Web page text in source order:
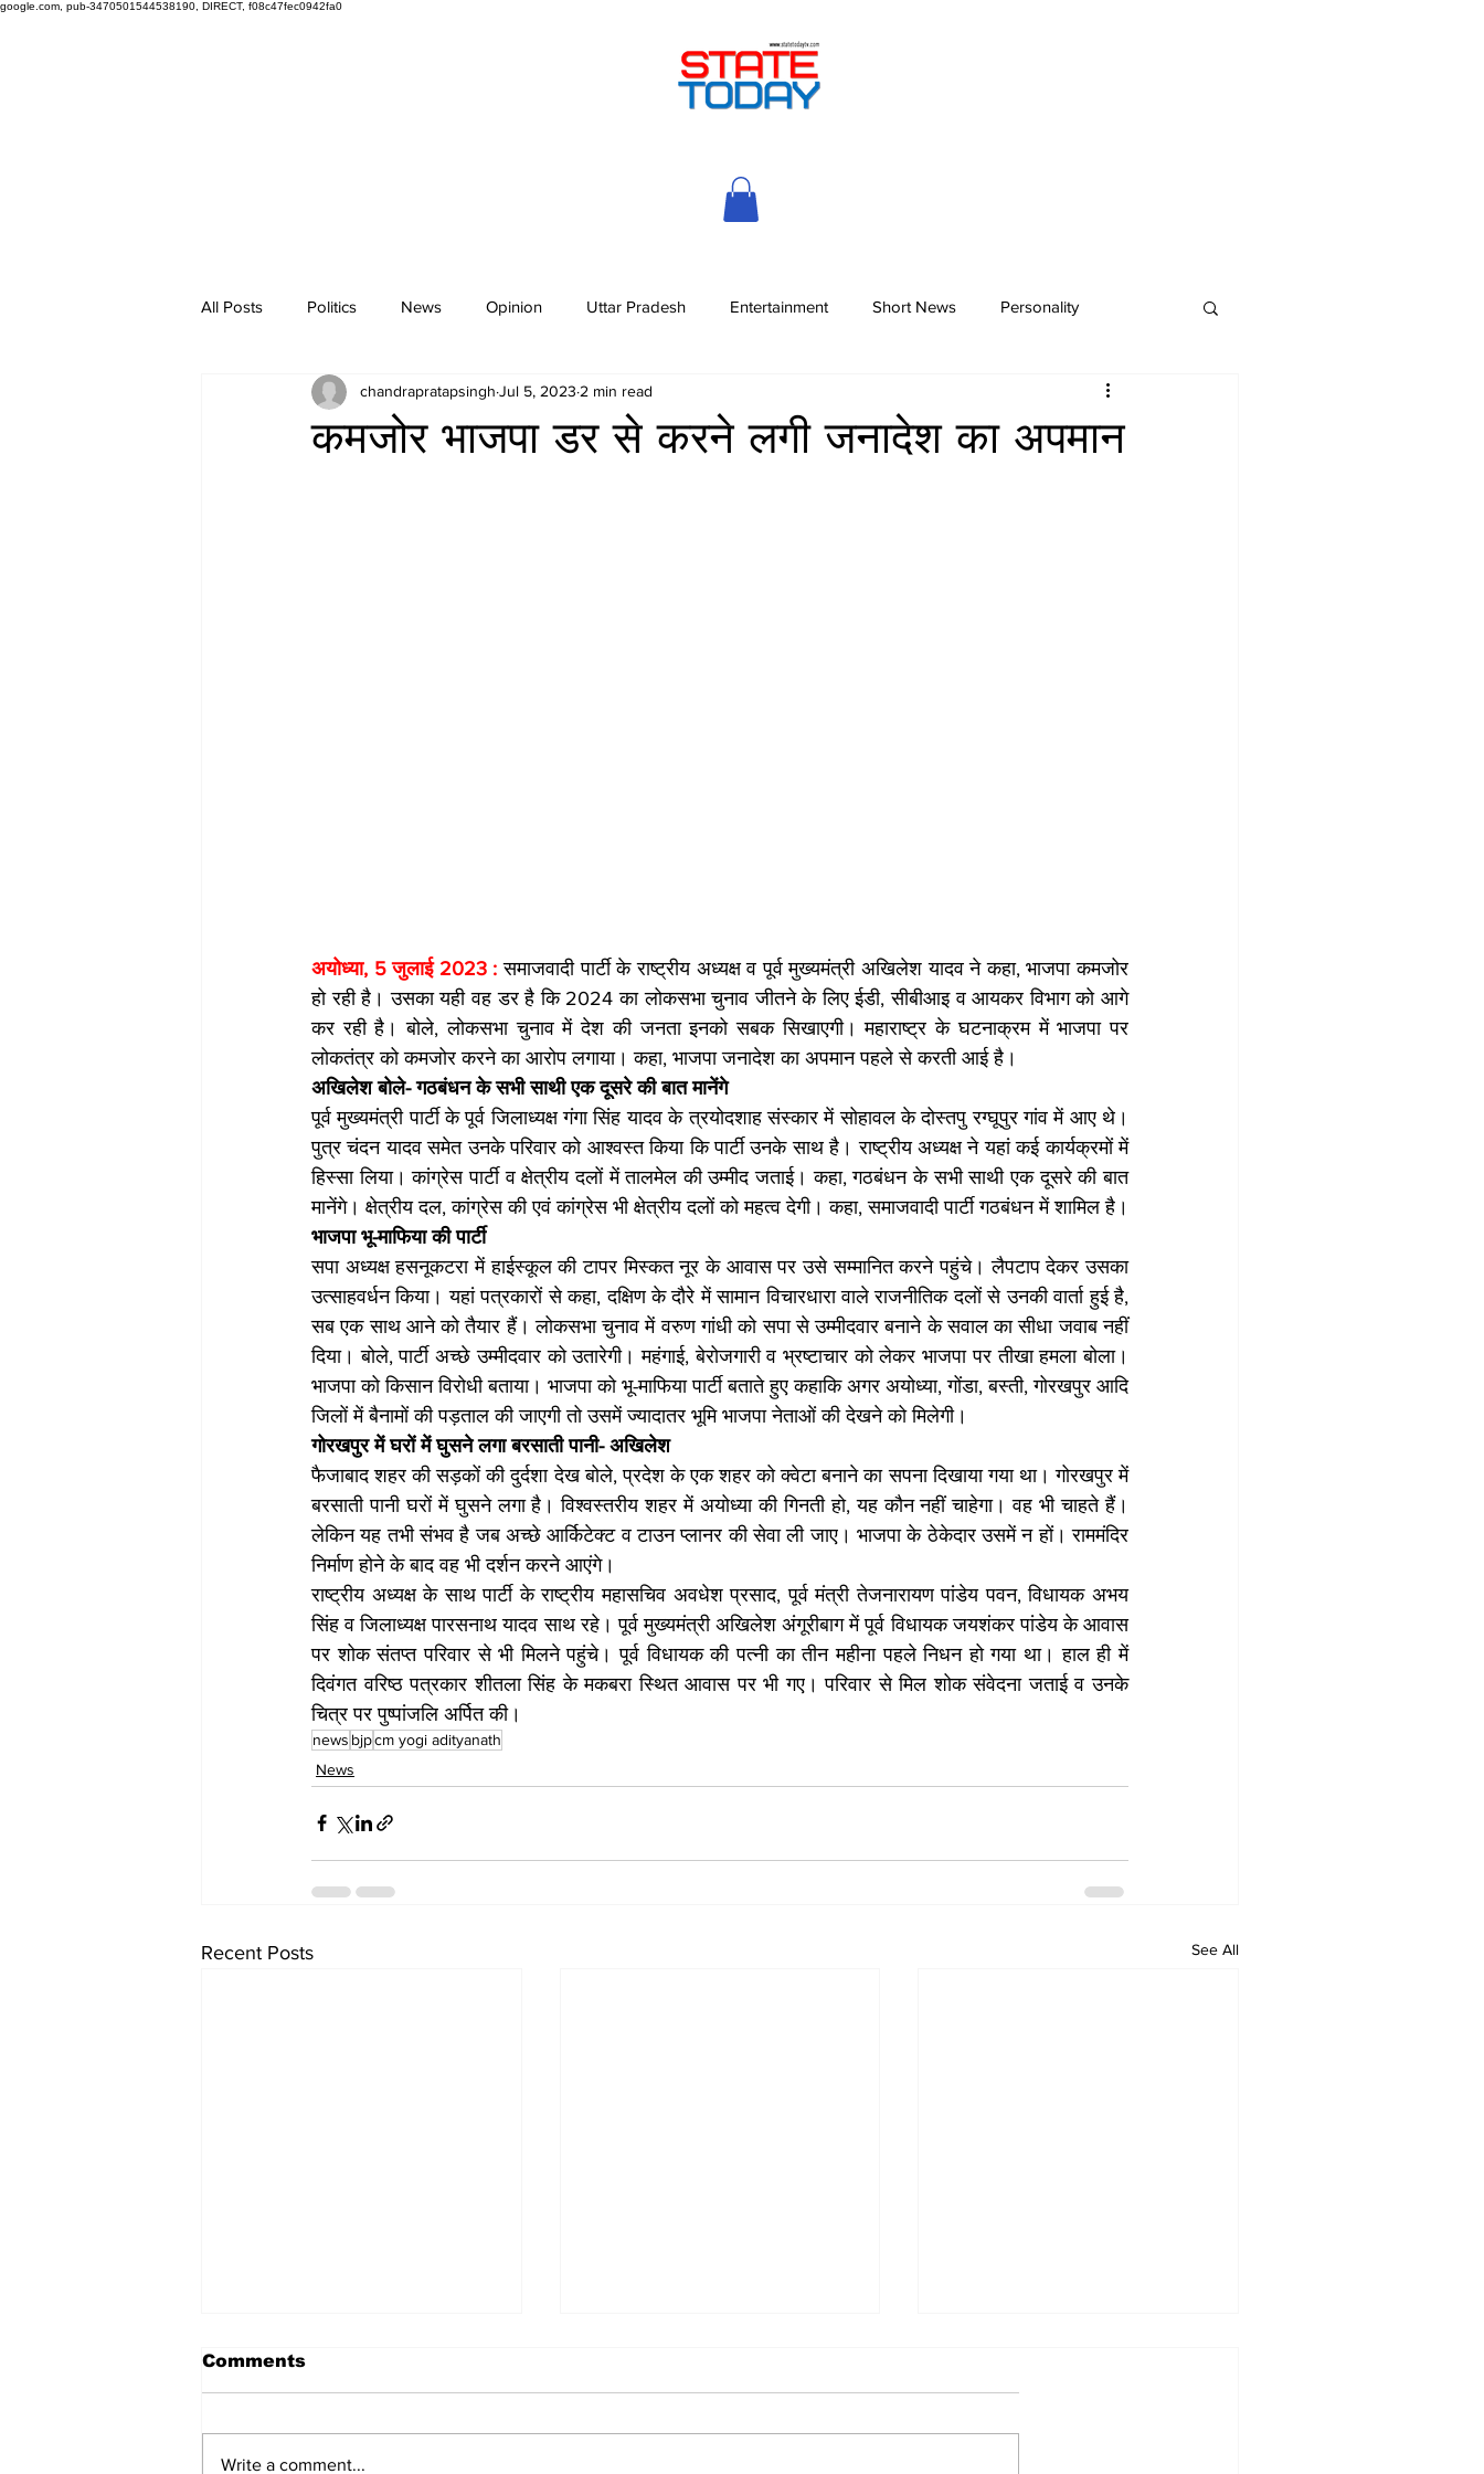
google.com, pub-3470501544538190, DIRECT, f08c47fec0942fa0
All Posts Politics News Opinion Uttar Pradesh Entertainment Short News Personality
कमजोर भाजपा डर से करने लगी जनादेश का अपमान
chandrapratapsingh Jul 5, 2023 2 min read
अयोध्या, 5 जुलाई 2023 : समाजवादी पार्टी के राष्ट्रीय अध्यक्ष व पूर्व मुख्यमंत्री अखिलेश यादव ने कहा, भाजपा कमजोर
हो रही है। उसका यही वह डर है कि 2024 का लोकसभा चुनाव जीतने के लिए ईडी, सीबीआइ व आयकर विभाग को आगे
कर रही है। बोले, लोकसभा चुनाव में देश की जनता इनको सबक सिखाएगी। महाराष्ट्र के घटनाक्रम में भाजपा पर
लोकतंत्र को कमजोर करने का आरोप लगाया। कहा, भाजपा जनादेश का अपमान पहले से करती आई है।
अख‍िलेश बोले- गठबंधन के सभी साथी एक दूसरे की बात मानेंगे
पूर्व मुख्यमंत्री पार्टी के पूर्व जिलाध्यक्ष गंगा सिंह यादव के त्रयोदशाह संस्कार में सोहावल के दोस्तपु रग्घूपुर गांव में आए थे।
पुत्र चंदन यादव समेत उनके परिवार को आश्वस्त किया कि पार्टी उनके साथ है। राष्ट्रीय अध्यक्ष ने यहां कई कार्यक्रमों में
हिस्सा लिया। कांग्रेस पार्टी व क्षेत्रीय दलों में तालमेल की उम्मीद जताई। कहा, गठबंधन के सभी साथी एक दूसरे की बात
मानेंगे। क्षेत्रीय दल, कांग्रेस की एवं कांग्रेस भी क्षेत्रीय दलों को महत्व देगी। कहा, समाजवादी पार्टी गठबंधन में शामिल है।
भाजपा भू-माफिया की पार्टी
सपा अध्यक्ष हसनूकटरा में हाईस्कूल की टापर मिस्कत नूर के आवास पर उसे सम्मानित करने पहुंचे। लैपटाप देकर उसका
उत्साहवर्धन किया। यहां पत्रकारों से कहा, दक्षिण के दौरे में सामान विचारधारा वाले राजनीतिक दलों से उनकी वार्ता हुई है,
सब एक साथ आने को तैयार हैं। लोकसभा चुनाव में वरुण गांधी को सपा से उम्मीदवार बनाने के सवाल का सीधा जवाब नहीं
दिया। बोले, पार्टी अच्छे उम्मीदवार को उतारेगी। महंगाई, बेरोजगारी व भ्रष्टाचार को लेकर भाजपा पर तीखा हमला बोला।
भाजपा को किसान विरोधी बताया। भाजपा को भू-माफिया पार्टी बताते हुए कहाकि अगर अयोध्या, गोंडा, बस्ती, गोरखपुर आदि
जिलों में बैनामों की पड़ताल की जाएगी तो उसमें ज्यादातर भूमि भाजपा नेताओं की देखने को मिलेगी।
गोरखपुर में घरों में घुसने लगा बरसाती पानी- अख‍िलेश
फैजाबाद शहर की सड़कों की दुर्दशा देख बोले, प्रदेश के एक शहर को क्वेटा बनाने का सपना दिखाया गया था। गोरखपुर में
बरसाती पानी घरों में घुसने लगा है। विश्वस्तरीय शहर में अयोध्या की गिनती हो, यह कौन नहीं चाहेगा। वह भी चाहते हैं।
लेकिन यह तभी संभव है जब अच्छे आर्किटेक्ट व टाउन प्लानर की सेवा ली जाए। भाजपा के ठेकेदार उसमें न हों। राममंदिर
निर्माण होने के बाद वह भी दर्शन करने आएंगे।
राष्ट्रीय अध्यक्ष के साथ पार्टी के राष्ट्रीय महासचिव अवधेश प्रसाद, पूर्व मंत्री तेजनारायण पांडेय पवन, विधायक अभय
सिंह व जिलाध्यक्ष पारसनाथ यादव साथ रहे। पूर्व मुख्यमंत्री अखिलेश अंगूरीबाग में पूर्व विधायक जयशंकर पांडेय के आवास
पर शोक संतप्त परिवार से भी मिलने पहुंचे। पूर्व विधायक की पत्नी का तीन महीना पहले निधन हो गया था। हाल ही में
दिवंगत वरिष्ठ पत्रकार शीतला सिंह के मकबरा स्थित आवास पर भी गए। परिवार से मिल शोक संवेदना जताई व उनके
चित्र पर पुष्पांजलि अर्पित की।
news bjpcm yogi adityanath
News
Recent Posts See All
Comments
Write a comment...